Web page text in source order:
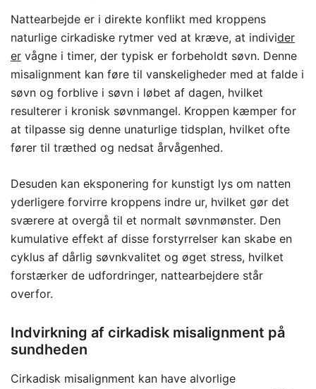
Nattearbejde er i direkte konflikt med kroppens
naturlige cirkadiske rytmer ved at kræve, at individer
er vågne i timer, der typisk er forbeholdt søvn. Denne
misalignment kan føre til vanskeligheder med at falde i
søvn og forblive i søvn i løbet af dagen, hvilket
resulterer i kronisk søvnmangel. Kroppen kæmper for
at tilpasse sig denne unaturlige tidsplan, hvilket ofte
fører til træthed og nedsat årvågenhed.
Desuden kan eksponering for kunstigt lys om natten
yderligere forvirre kroppens indre ur, hvilket gør det
sværere at overgå til et normalt søvnmønster. Den
kumulative effekt af disse forstyrrelser kan skabe en
cyklus af dårlig søvnkvalitet og øget stress, hvilket
forstærker de udfordringer, nattearbejdere står
overfor.
Indvirkning af cirkadisk misalignment på
sundheden
Cirkadisk misalignment kan have alvorlige